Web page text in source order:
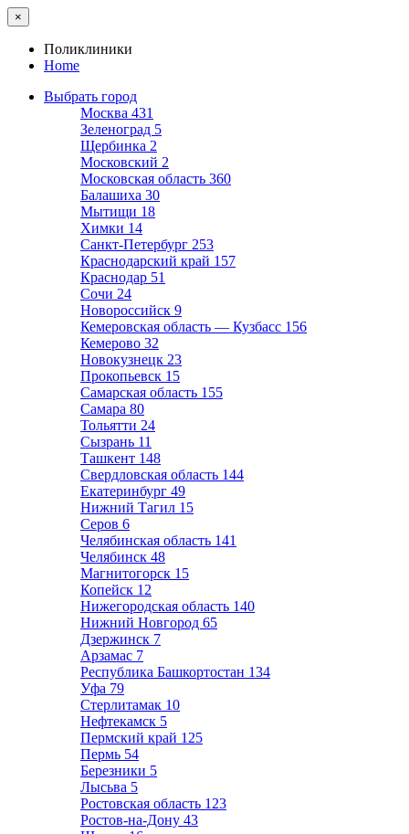
×
Поликлиники
Home
Выбрать город
Москва 431
Зеленоград 5
Щербинка 2
Московский 2
Московская область 360
Балашиха 30
Мытищи 18
Химки 14
Санкт-Петербург 253
Краснодарский край 157
Краснодар 51
Сочи 24
Новороссийск 9
Кемеровская область — Кузбасс 156
Кемерово 32
Новокузнецк 23
Прокопьевск 15
Самарская область 155
Самара 80
Тольятти 24
Сызрань 11
Ташкент 148
Свердловская область 144
Екатеринбург 49
Нижний Тагил 15
Серов 6
Челябинская область 141
Челябинск 48
Магнитогорск 15
Копейск 12
Нижегородская область 140
Нижний Новгород 65
Дзержинск 7
Арзамас 7
Республика Башкортостан 134
Уфа 79
Стерлитамак 10
Нефтекамск 5
Пермский край 125
Пермь 54
Березники 5
Лысьва 5
Ростовская область 123
Ростов-на-Дону 43